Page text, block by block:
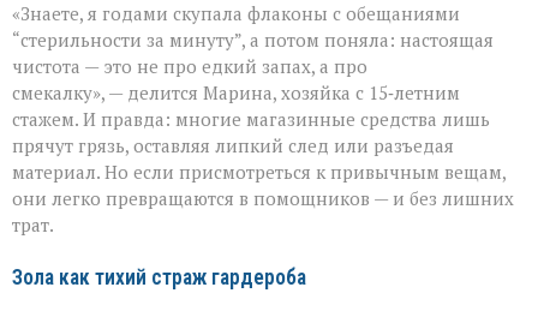
бытовая
химия
хитрости
для
идеальной
чистоты
«Знаете, я годами скупала флаконы с обещаниями
“стерильности за минуту”, а потом поняла: настоящая
чистота — это не про едкий запах, а про
смекалку», — делится Марина, хозяйка с 15‑летним
стажем. И правда: многие магазинные средства лишь
прячут грязь, оставляя липкий след или разъедая
материал. Но если присмотреться к привычным вещам,
они легко превращаются в помощников — и без лишних
трат.
Зола как тихий страж гардероба